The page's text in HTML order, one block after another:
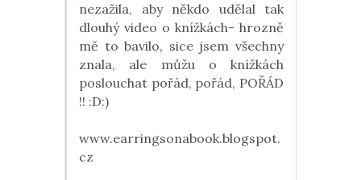
nezažila, aby někdo udělal tak
dlouhý video o knížkách- hrozně
mě to bavilo, sice jsem všechny
znala, ale můžu o knížkách
poslouchat pořád, pořád, POŘÁD
!! :D:)
www.earringsonabook.blogspot.
cz